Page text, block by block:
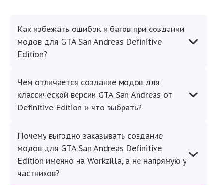
Как избежать ошибок и багов при создании
модов для GTA San Andreas Definitive
Edition?
Чем отличается создание модов для
классической версии GTA San Andreas от
Definitive Edition и что выбрать?
Почему выгодно заказывать создание
модов для GTA San Andreas Definitive
Edition именно на Workzilla, а не напрямую у
частников?